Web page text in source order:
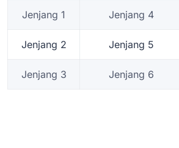
Jenjang 1 Jenjang 4
Jenjang 2 Jenjang 5
Jenjang 3 Jenjang 6